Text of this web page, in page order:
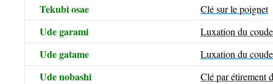
Tekubi osae Clé sur le poignet
Ude garami Luxation du
Ude gatame Luxation du
Ude nobashi Clé par étirement